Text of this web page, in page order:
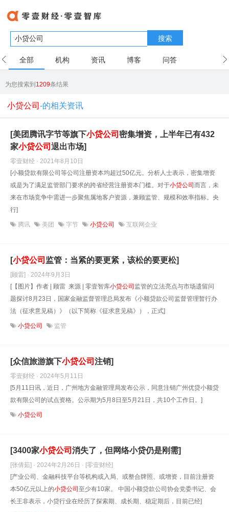
搜索
全部 机构 资讯 博客 问答
为您搜索到1209条结果
小贷公司 -的相关资讯
[美团腾讯字节等旗下小贷公司 密集增资，上半年已有432
家小贷公司 退出市场]
零壹财经 · 2021年8月10日
[小额贷款有限公司等公司注册资本均超过50亿元。分析人士表示，密集增资
或是为了满足监管部门要求的跨省经营注册资本门槛。对于小贷公司而言，未
来在市场竞争中需进一步聚焦属地客户资源，兼顾监管、规模和效率指标。央
行]
腾讯 美团 字节 小贷公司 互联网企业
[小贷公司 监管：当紧的要更紧，该松的要更松]
[顾雷] · 2024年9月3日
[【图片】作者 | 顾雷 来源 | 零壹智库小贷公司 监管的立法亮点与市场遗留问
题探讨8月23日，国家金融监督管理总局发布《小额贷款公司监督管理暂行办
法（征求意见稿）》（以下简称《征求意见稿》），正式]
小贷公司 监管
[众信旅游旗下小贷公司 注销]
零壹财经 · 2024年5月11日
[5月11日讯，近日，广州地方金融管理局发布公示，同意注销广州优贷小额贷
款有限公司的试点资格。公示期为5月8日至5月21日，共10个工作日。]
小贷公司
[3400家小贷公司 消失了，但网络小贷仍是刚需]
[张倩茹] · 2024年2月26日 · [零壹财经]
[产业公司、金融科技平台等机构或入局、或整合牌照、或增资，目前注册资
本50亿元以上的小贷公司至少有10家。 中国小额贷款公司协会党委书记、会
长王非表示，小贷行业在经历了探索期、成长期、稳定期后，目前已经]